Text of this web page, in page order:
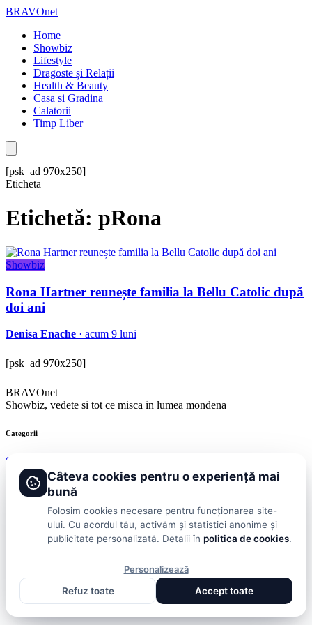
BRAVOnet
Home
Showbiz
Lifestyle
Dragoste și Relații
Health & Beauty
Casa si Gradina
Calatorii
Timp Liber
[psk_ad 970x250]
Eticheta
Etichetă: pRona
Showbiz
Rona Hartner reunește familia la Bellu Catolic după
doi ani
Denisa Enache · acum 9 luni
[psk_ad 970x250]
BRAVOnet
Showbiz, vedete si tot ce misca in lumea mondena
Categorii
Stiri
BRAVOnet
PublicitatePolitica De ConfidentialitateHomeTermeni și
© 2026 BRAVOnet. Toate drepturile rezervate.
Câteva cookies pentru o experiență mai
bună
Folosim cookies necesare pentru funcționarea site-
ului. Cu acordul tău, activăm și statistici anonime și
publicitate personalizată. Detalii în politica de cookies.
Personalizează
Refuz toate
Accept toate